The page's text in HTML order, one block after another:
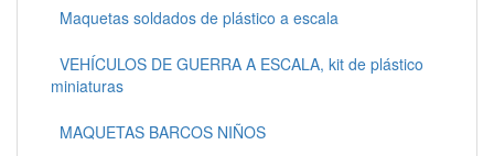
Maquetas soldados de plástico a escala
VEHÍCULOS DE GUERRA A ESCALA, kit de plástico
miniaturas
MAQUETAS BARCOS NIÑOS